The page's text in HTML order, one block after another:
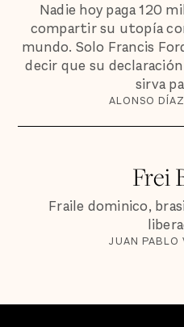
Nadie hoy paga 120
compartir su utopía
mundo. Solo Francis
decir que su
sirva
ALONSO
Frei
Fraile dominico,
JUAN PABLO